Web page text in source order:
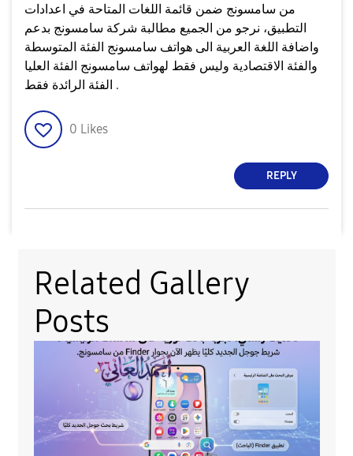
من سامسونج ضمن قائمة اللغات المتاحة في اعدادات
التطبيق، نرجو من الجميع مطالبة شركة سامسونج بدعم
واضافة اللغة العربية الى هواتف سامسونج الفئة المتوسطة
والفئة الاقتصادية وليس فقط لهواتف سامسونج الفئة العليا
الفئة الرائدة فقط .
0 Likes
REPLY
Related Gallery
Posts